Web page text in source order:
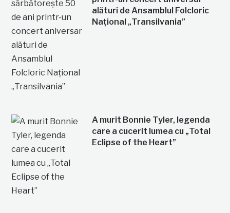
alături de Ansamblul Folcloric
Național „Transilvania”
A murit Bonnie Tyler, legenda
care a cucerit lumea cu „Total
Eclipse of the Heart”